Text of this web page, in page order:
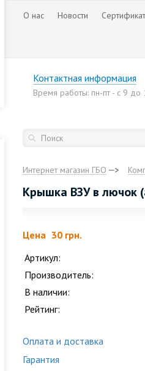
О нас Новости
Контактная информация
Время работы: пн-пт - с 9 до
Интернет магазин ГБО
Крышка ВЗУ в лючок
Цена 30 грн.
Артикул:
Производитель:
В наличии:
Рейтинг:
Оплата и доставка
Гарантия